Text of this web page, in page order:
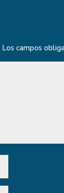
Los campos